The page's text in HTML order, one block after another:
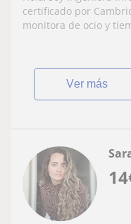
certificado por
monitora de ocio y
ver más
14